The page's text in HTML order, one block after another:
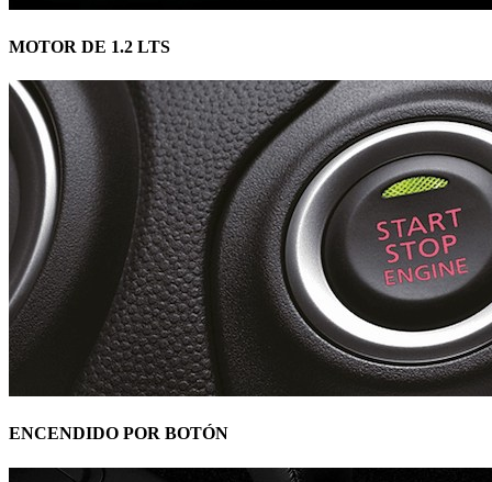
MOTOR DE 1.2 LTS
ENCENDIDO POR BOTÓN